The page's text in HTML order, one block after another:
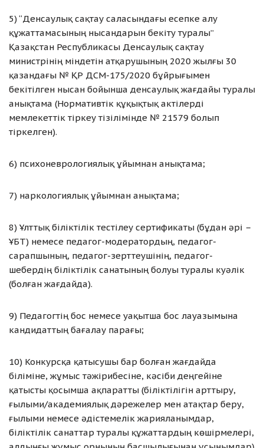
5) “Денсаулық сақтау саласындағы есепке алу
құжаттамасының нысандарын бекіту туралы”
Қазақстан Республикасы Денсаулық сақтау
министрінің міндетін атқарушының 2020 жылғы 30
қазандағы № ҚР ДСМ-175/2020 бұйрығымен
бекітілген нысан бойынша денсаулық жағдайы туралы
анықтама (Нормативтік құқықтық актілерді
мемлекеттік тіркеу тізілімінде № 21579 болып
тіркелген).
6) психоневрологиялық ұйымнан анықтама;
7) наркологиялық ұйымнан анықтама;
8) Ұлттық біліктілік тестілеу сертификаты (бұдан әрі –
ҰБТ) немесе педагог-модератордың, педагог-
сарапшының, педагог-зерттеушінің, педагог-
шебердің біліктілік санатының болуы туралы куәлік
(болған жағдайда).
9) Педагогтің бос немесе уақытша бос лауазымына
кандидаттың бағалау парағы;
10) Конкурсқа қатысушы бар болған жағдайда
біліміне, жұмыс тәжірибесіне, кәсіби деңгейіне
қатысты қосымша ақпаратты (біліктілігін арттыру,
ғылыми/академиялық дәрежелер мен атақтар беру,
ғылыми немесе әдістемелік жарияланымдар,
біліктілік санаттар туралы құжаттардың көшірмелері,